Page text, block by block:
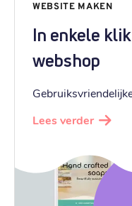
WEBSITE MAKEN
In enkele
webshop
Lees verder